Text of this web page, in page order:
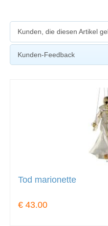
Kunden, die diesen Artikel
Kunden-Feedback
Tod marionette
€ 43.00